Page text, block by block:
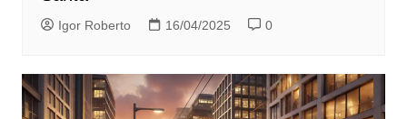
Igor Roberto 16/04/2025 0